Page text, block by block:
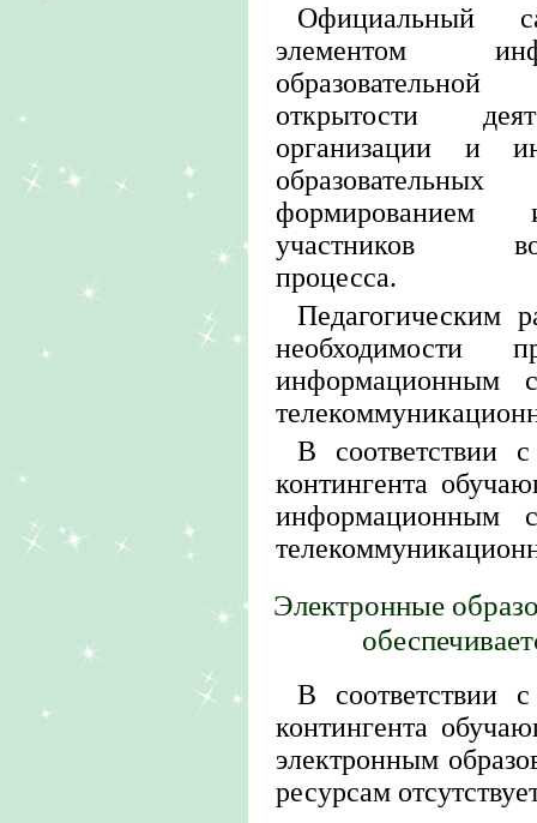
Официальный
элементом
открытости
организации и
формированием
участников
процесса.
Педагогическим
необходимости
информационным
В соответствии
контингента
информационным
Электронные
В соответствии
контингента
электронным
ресурсам